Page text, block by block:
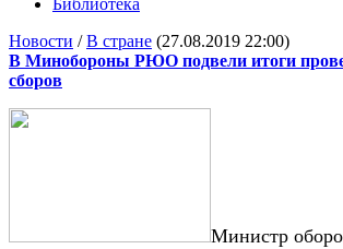
Новости /В стране (27.08.2019 22:00)
В Минобороны РЮО подвели итоги
сборов
Министр